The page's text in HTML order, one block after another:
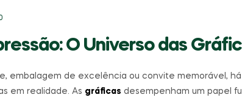
O Universo das
embalagem de excelência ou convite memorável,
em realidade. As gráficas desempenham um papel